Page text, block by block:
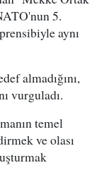
5.
aynı
almadığını,
vurguladı.
temel
ve olası